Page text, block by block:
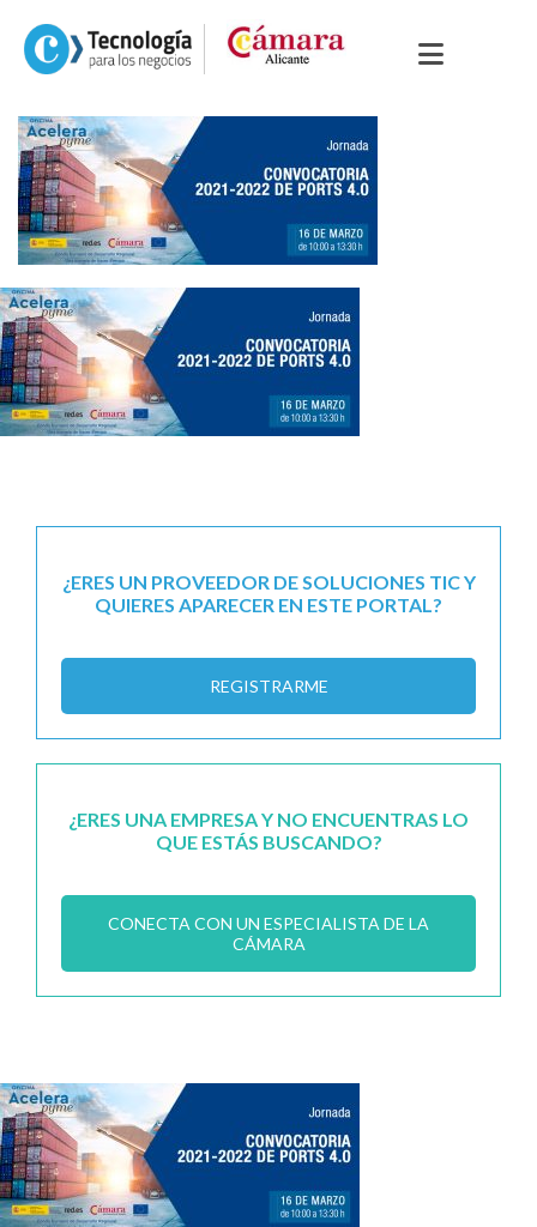
¿ERES UN PROVEEDOR DE SOLUCIONES TIC Y
QUIERES APARECER EN ESTE PORTAL?
REGISTRARME
¿ERES UNA EMPRESA Y NO ENCUENTRAS LO
QUE ESTÁS BUSCANDO?
CONECTA CON UN ESPECIALISTA DE LA
CÁMARA